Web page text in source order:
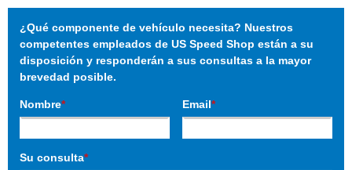
¿Qué componente de vehículo necesita? Nuestros
competentes empleados de US Speed Shop están a su
disposición y responderán a sus consultas a la mayor
brevedad posible.
Nombre* Email*
Su consulta*